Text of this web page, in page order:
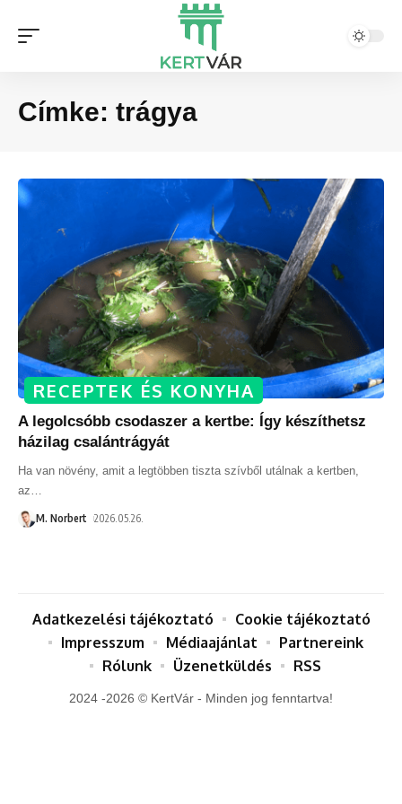
Címke: trágya
RECEPTEK ÉS KONYHA
A legolcsóbb csodaszer a kertbe: Így készíthetsz
házilag csalántrágyát
Ha van növény, amit a legtöbben tiszta szívből utálnak a kertben,
az
M. Norbert 2026.05.26.
2024 -2026 © KertVár - Minden jog fenntartva!
Adatkezelési tájékoztató
Cookie tájékoztató
Impresszum
Médiaajánlat
Partnereink
Rólunk
Üzenetküldés RSS